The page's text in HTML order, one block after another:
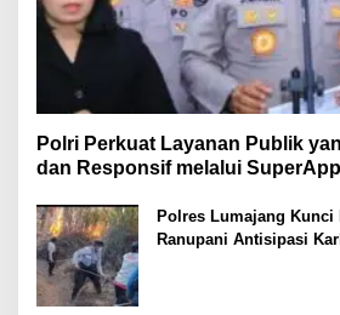
Polri Perkuat Layanan Publik
dan Responsif melalui
Polres Lumajang Kunci
Ranupani Antisipasi